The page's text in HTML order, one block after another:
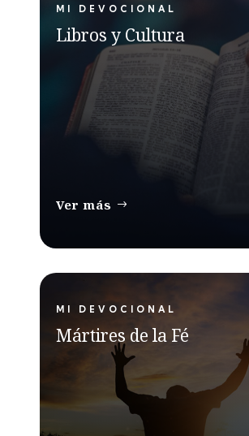
MI DEVOCIONAL
Libros y Cultura
Ver más
MI DEVOCIONAL
Mártires de la Fé